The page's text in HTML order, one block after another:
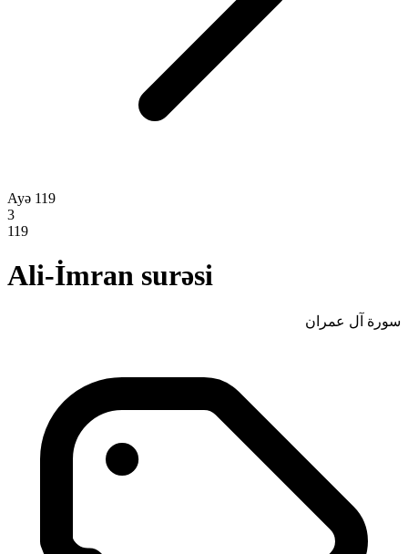
Ayə 119
3
119
Ali-İmran surəsi
سورة آل عمران